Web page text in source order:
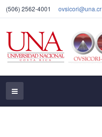
(506) 2562-4001 ovsicori@una.cr